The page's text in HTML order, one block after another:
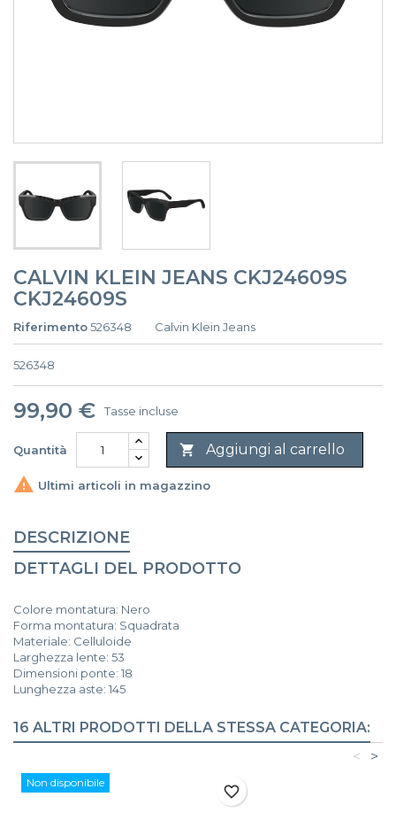
CALVIN KLEIN JEANS CKJ24609S
CKJ24609S
Riferimento526348 Calvin Klein Jeans
526348
99,90 € Tasse incluse
Quantità  Aggiungi al carrello
 Ultimi articoli in magazzino
DESCRIZIONE
DETTAGLI DEL PRODOTTO
Colore montatura: Nero
Forma montatura: Squadrata
Materiale: Celluloide
Larghezza lente: 53
Dimensioni ponte: 18
Lunghezza aste: 145
16 ALTRI PRODOTTI DELLA STESSA CATEGORIA:
>
<
Non disponibile
favorite_border